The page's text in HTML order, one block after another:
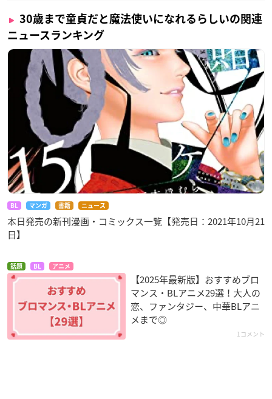
30歳まで童貞だと魔法使いになれるらしいの関連
ニュースランキング
BL マンガ 書籍 ニュース
本日発売の新刊漫画・コミックス一覧【発売日：2021年10月21
日】
話題 BL アニメ
【2025年最新版】おすすめブロ
マンス・BLアニメ29選！大人の
恋、ファンタジー、中華BLアニ
メまで◎
1コメント